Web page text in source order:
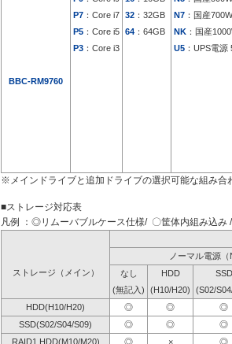
BBC-RM9760
P7 ：Core i7 32 ：32GB N7 ：国産700W
P5 ：Core i5 64 ：64GB NK ：国産
P3 ：Core i3 U5 ：UPS電源
※メインドライブと追加ドライブの選択可能な組み合
■ストレージ対応表
凡例 ：◎リムーバブルケース仕様/ 〇筐体内組み込み
ノーマル電
ストレージ（メイン）
なし HDD SSD
(無記入)
(H10/H20) (S02/
HDD(H10/H20)
◎ ◎ ◎
SSD(S02/S04/S09)
◎ ◎ ◎
RAID1 HDD(M10/M20)
◎ × ◎